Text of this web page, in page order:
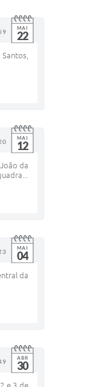
MAI
22
MAI
12
da
MAI
04
da
ABR
30
e 3 de